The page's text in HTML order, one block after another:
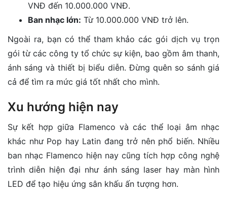
VNĐ đến 10.000.000 VNĐ.
Ban nhạc lớn: Từ 10.000.000 VNĐ trở lên.
Ngoài ra, bạn có thể tham khảo các gói dịch vụ trọn
gói từ các công ty tổ chức sự kiện, bao gồm âm thanh,
ánh sáng và thiết bị biểu diễn. Đừng quên so sánh giá
cả để tìm ra mức giá tốt nhất cho mình.
Xu hướng hiện nay
Sự kết hợp giữa Flamenco và các thể loại âm nhạc
khác như Pop hay Latin đang trở nên phổ biến. Nhiều
ban nhạc Flamenco hiện nay cũng tích hợp công nghệ
trình diễn hiện đại như ánh sáng laser hay màn hình
LED để tạo hiệu ứng sân khấu ấn tượng hơn.